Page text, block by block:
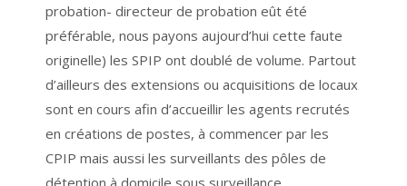
probation- directeur de probation eût été
préférable, nous payons aujourd’hui cette faute
originelle) les SPIP ont doublé de volume. Partout
d’ailleurs des extensions ou acquisitions de locaux
sont en cours afin d’accueillir les agents recrutés
en créations de postes, à commencer par les
CPIP mais aussi les surveillants des pôles de